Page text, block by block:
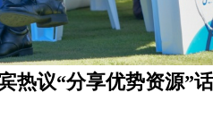
热议“分享优势资源”话